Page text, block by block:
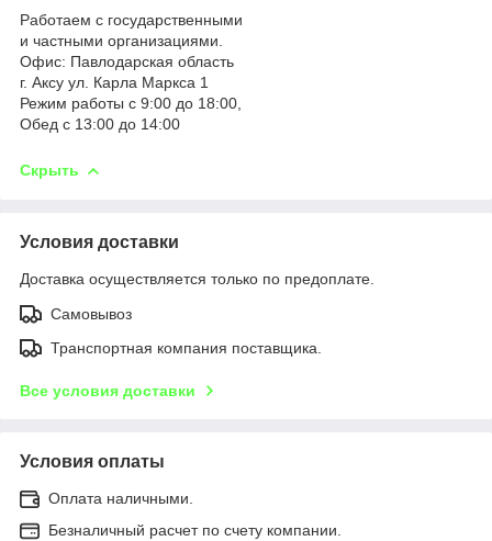
Работаем с государственными
и частными организациями.
Офис: Павлодарская область
г. Аксу ул. Карла Маркса 1
Режим работы с 9:00 до 18:00,
Обед с 13:00 до 14:00
Скрыть
Условия доставки
Доставка осуществляется только по предоплате.
Самовывоз
Транспортная компания поставщика.
Все условия доставки
Условия оплаты
Оплата наличными.
Безналичный расчет по счету компании.